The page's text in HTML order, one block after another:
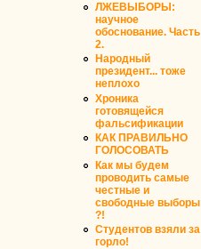
ЛЖЕВЫБОРЫ:
научное
обоснование. Часть
2.
Народный
президент... тоже
неплохо
Хроника
готовящейся
фальсификации
КАК ПРАВИЛЬНО
ГОЛОСОВАТЬ
Как мы будем
проводить самые
честные и
свободные выборы
?!
Студентов взяли за
горло!